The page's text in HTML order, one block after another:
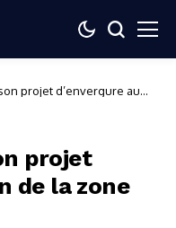
projet d’envergure au
projet
de la zone